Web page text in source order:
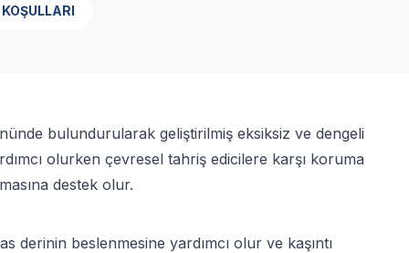
bulundurularak geliştirilmiş eksiksiz ve dengeli
olurken çevresel tahriş edicilere karşı koruma
destek olur.
beslenmesine yardımcı olur ve kaşıntı